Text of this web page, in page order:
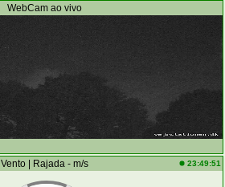
WebCam ao vivo
Vento | Rajada - m/s 23:49:51